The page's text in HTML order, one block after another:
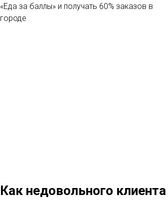
«Еда за баллы» и получать 60% заказов в
городе
Как недовольного клиента